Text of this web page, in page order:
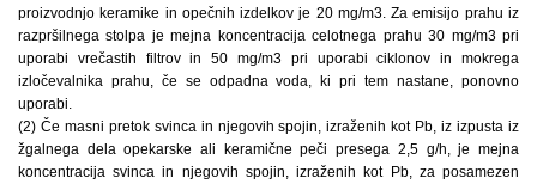
proizvodnjo keramike in opečnih izdelkov je 20 mg/m3. Za emisijo prahu iz
razpršilnega stolpa je mejna koncentracija celotnega prahu 30 mg/m3 pri
uporabi vrečastih filtrov in 50 mg/m3 pri uporabi ciklonov in mokrega
izločevalnika prahu, če se odpadna voda, ki pri tem nastane, ponovno
uporabi.
(2) Če masni pretok svinca in njegovih spojin, izraženih kot Pb, iz izpusta iz
žgalnega dela opekarske ali keramične peči presega 2,5 g/h, je mejna
koncentracija svinca in njegovih spojin, izraženih kot Pb, za posamezen